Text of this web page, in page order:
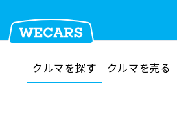
在庫検索 サイト内検索
クルマを探す
クルマを探す クルマを売る